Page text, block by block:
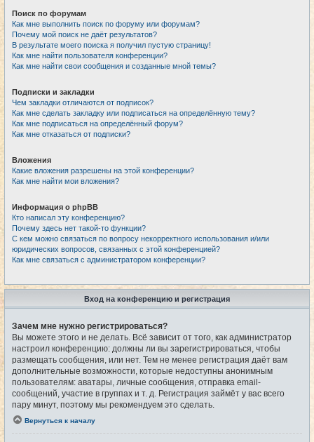
Поиск по форумам
Как мне выполнить поиск по форуму или форумам?
Почему мой поиск не даёт результатов?
В результате моего поиска я получил пустую страницу!
Как мне найти пользователя конференции?
Как мне найти свои сообщения и созданные мной темы?
Подписки и закладки
Чем закладки отличаются от подписок?
Как мне сделать закладку или подписаться на определённую тему?
Как мне подписаться на определённый форум?
Как мне отказаться от подписки?
Вложения
Какие вложения разрешены на этой конференции?
Как мне найти мои вложения?
Информация о phpBB
Кто написал эту конференцию?
Почему здесь нет такой-то функции?
С кем можно связаться по вопросу некорректного использования и/или
юридических вопросов, связанных с этой конференцией?
Как мне связаться с администратором конференции?
Вход на конференцию и регистрация
Зачем мне нужно регистрироваться?
Вы можете этого и не делать. Всё зависит от того, как администратор
настроил конференцию: должны ли вы зарегистрироваться, чтобы
размещать сообщения, или нет. Тем не менее регистрация даёт вам
дополнительные возможности, которые недоступны анонимным
пользователям: аватары, личные сообщения, отправка email-
сообщений, участие в группах и т. д. Регистрация займёт у вас всего
пару минут, поэтому мы рекомендуем это сделать.
Вернуться к началу